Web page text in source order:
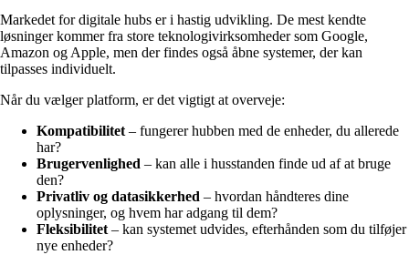
Markedet for digitale hubs er i hastig udvikling. De mest kendte
løsninger kommer fra store teknologivirksomheder som Google,
Amazon og Apple, men der findes også åbne systemer, der kan
tilpasses individuelt.
Når du vælger platform, er det vigtigt at overveje:
Kompatibilitet – fungerer hubben med de enheder, du allerede
har?
Brugervenlighed – kan alle i husstanden finde ud af at bruge
den?
Privatliv og datasikkerhed – hvordan håndteres dine
oplysninger, og hvem har adgang til dem?
Fleksibilitet – kan systemet udvides, efterhånden som du tilføjer
nye enheder?